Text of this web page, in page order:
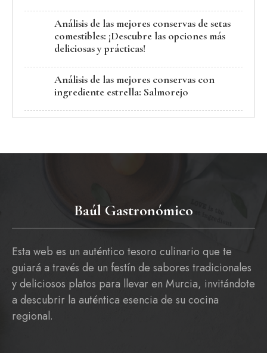
Análisis de las mejores conservas de setas
comestibles: ¡Descubre las opciones más
deliciosas y prácticas!
Análisis de las mejores conservas con
ingrediente estrella: Salmorejo
Baúl Gastronómico
Esta web es un auténtico tesoro culinario que te
guiará a través de un festín de sabores tradicionales
y deliciosos platos para llevar en Murcia, invitándote
a descubrir la auténtica esencia de su cocina
regional.